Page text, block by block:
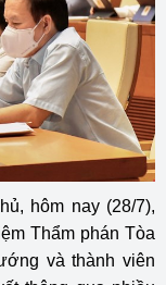
hôm nay (28/7),
Thẩm phán Tòa
và thành viên